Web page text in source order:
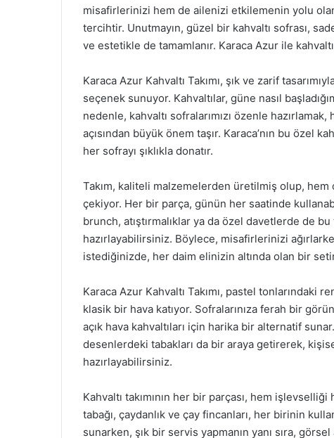
misafirlerinizi hem de ailenizi etkilemenin yolu
tercihtir. Unutmayın, güzel bir kahvaltı sofrası,
ve estetikle de tamamlanır. Karaca Azur ile
Karaca Azur Kahvaltı Takımı, şık ve zarif
seçenek sunuyor. Kahvaltılar, güne nasıl
nedenle, kahvaltı sofralarımızı özenle
açısından büyük önem taşır. Karaca’nın bu özel
her sofrayı şıklıkla donatır.
Takım, kaliteli malzemelerden üretilmiş olup, hem
çekiyor. Her bir parça, günün her saatinde
brunch, atıştırmalıklar ya da özel davetlerde de bu
hazırlayabilirsiniz. Böylece, misafirlerinizi
istediğinizde, her daim elinizin altında olan bir
Karaca Azur Kahvaltı Takımı, pastel
klasik bir hava katıyor. Sofralarınıza ferah bir
açık hava kahvaltıları için harika bir alternatif
desenlerdeki tabakları da bir araya getirerek,
hazırlayabilirsiniz.
Kahvaltı takımının her bir parçası, hem
tabağı, çaydanlık ve çay fincanları, her birinin
sunarken, şık bir servis yapmanın yanı sıra,